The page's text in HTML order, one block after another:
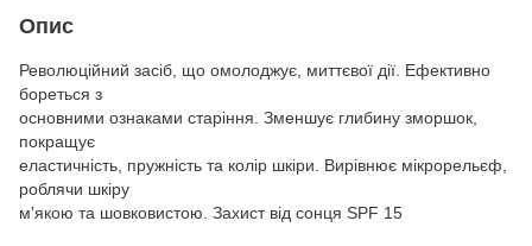
Опис
Революційний засіб, що омолоджує, миттєвої дії. Ефективно
бореться з
основними ознаками старіння. Зменшує глибину зморшок,
покращує
еластичність, пружність та колір шкіри. Вирівнює мікрорельєф,
роблячи шкіру
м'якою та шовковистою. Захист від сонця SPF 15